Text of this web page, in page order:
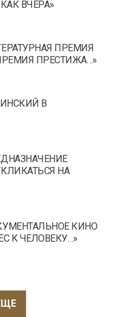
ВЧЕРА»
ПРЕМИЯ
ПРЕСТИЖА…»
В
НА
КИНО
К ЧЕЛОВЕКУ…»